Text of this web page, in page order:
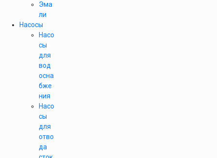
Эма
ли
Насосы
Насо
сы
для
вод
осна
бже
ния
Насо
сы
для
отво
да